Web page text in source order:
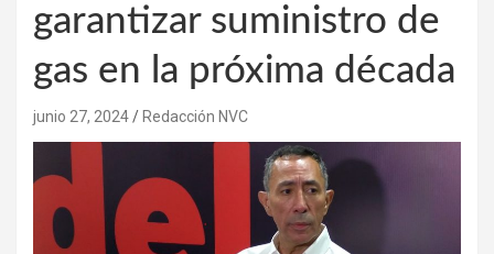
garantizar suministro de
gas en la próxima década
junio 27, 2024 Redacción NVC